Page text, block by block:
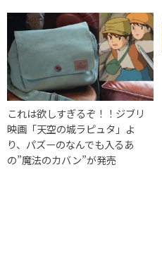
これは欲しすぎるぞ！！ジブリ
映画「天空の城ラピュタ」よ
り、パズーのなんでも入るあ
の”魔法のカバン”が発売